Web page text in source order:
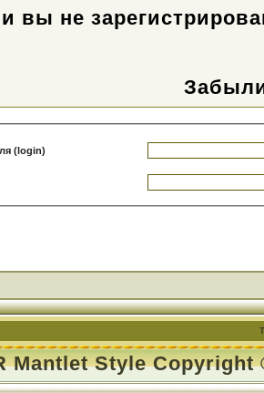
вы не
(login)
Mantlet Style Copyright